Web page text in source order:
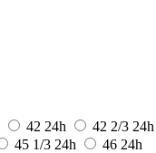
42 24h 42 2/3 24h
45 1/3 24h 46 24h